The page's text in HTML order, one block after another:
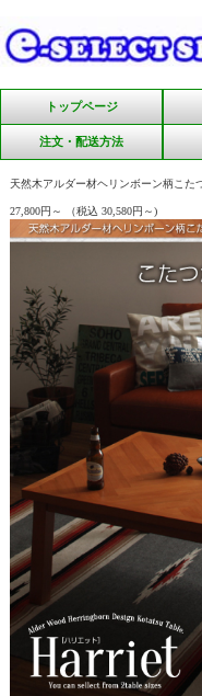
トップページ
注文・配送方法
天然木アルダー材ヘリンボーン柄こた
27,800円～ （税込 30,580円～)